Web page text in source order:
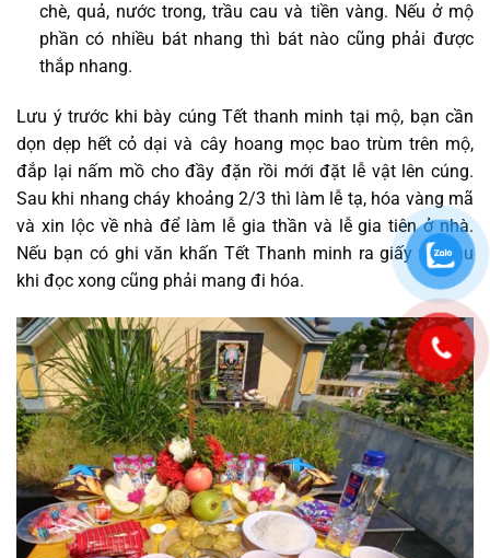
chè, quả, nước trong, trầu cau và tiền vàng. Nếu ở mộ
phần có nhiều bát nhang thì bát nào cũng phải được
thắp nhang.
Lưu ý trước khi bày cúng Tết thanh minh tại mộ, bạn cần
dọn dẹp hết cỏ dại và cây hoang mọc bao trùm trên mộ,
đắp lại nấm mồ cho đầy đặn rồi mới đặt lễ vật lên cúng.
Sau khi nhang cháy khoảng 2/3 thì làm lễ tạ, hóa vàng mã
và xin lộc về nhà để làm lễ gia thần và lễ gia tiên ở nhà.
Nếu bạn có ghi văn khấn Tết Thanh minh ra giấy thì sau
khi đọc xong cũng phải mang đi hóa.